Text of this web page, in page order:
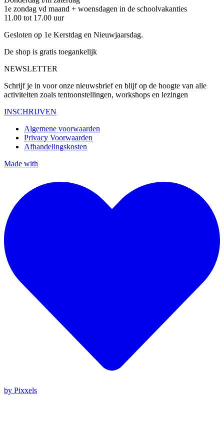
1e zondag vd maand + woensdagen in de schoolvakanties
11.00 tot 17.00 uur
Gesloten op 1e Kerstdag en Nieuwjaarsdag.
De shop is gratis toegankelijk
NEWSLETTER
Schrijf je in voor onze nieuwsbrief en blijf op de hoogte van alle
activiteiten zoals tentoonstellingen, workshops en lezingen
INSCHRIJVEN
Algemene voorwaarden
Privacy Voorwaarden
Afhandelingskosten
Made with
by Pixxels